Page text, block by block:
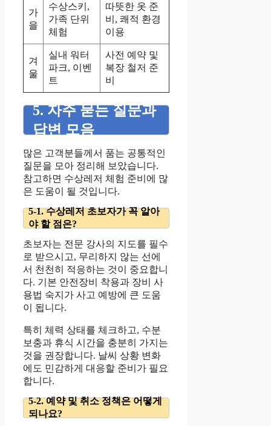
가
을
수상스키,
가족 단위
체험
따뜻한 옷 준
비, 쾌적 환경
이용
겨
울
실내 워터
파크, 이벤
트
사전 예약 및
복장 철저 준
비
5. 자주 묻는 질문과
답변 모음
많은 고객분들께서 품는 공통적인
질문을 모아 정리해 보았습니다.
참고하면 수상레저 체험 준비에 많
은 도움이 될 것입니다.
5-1. 수상레저 초보자가 꼭 알아
야 할 점은?
초보자는 전문 강사의 지도를 필수
로 받으시고, 무리하지 않는 선에
서 천천히 적응하는 것이 중요합니
다. 기본 안전장비 착용과 장비 사
용법 숙지가 사고 예방에 큰 도움
이 됩니다.
특히 체력 상태를 체크하고, 수분
보충과 휴식 시간을 충분히 가지는
것을 권장합니다. 날씨 상황 변화
에도 민감하게 대응할 준비가 필요
합니다.
5-2. 예약 및 취소 정책은 어떻게
되나요?